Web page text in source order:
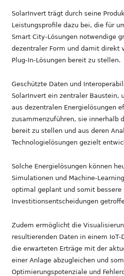
SolarInvert trägt durch seine
Leistungsprofile dazu bei, die für
Smart City-Lösungen notwendige
dezentraler Form und damit direkt
Plug-In-Lösungen bereit zu stellen.
Geschützte Daten und
SolarInvert ein zentraler Baustein,
aus dezentralen Energielösungen
zusammenzuführen, sie innerhalb
bereit zu stellen und aus deren
Technologielösungen gezielt
Solche Energielösungen können
Simulationen und Machine-
optimal geplant und somit bessere
Investitionsentscheidungen
Zudem ermöglicht die
resultierenden Daten in einem IoT-
die erwarteten Erträge mit der
einer Anlage abzugleichen und
Optimierungspotenziale und